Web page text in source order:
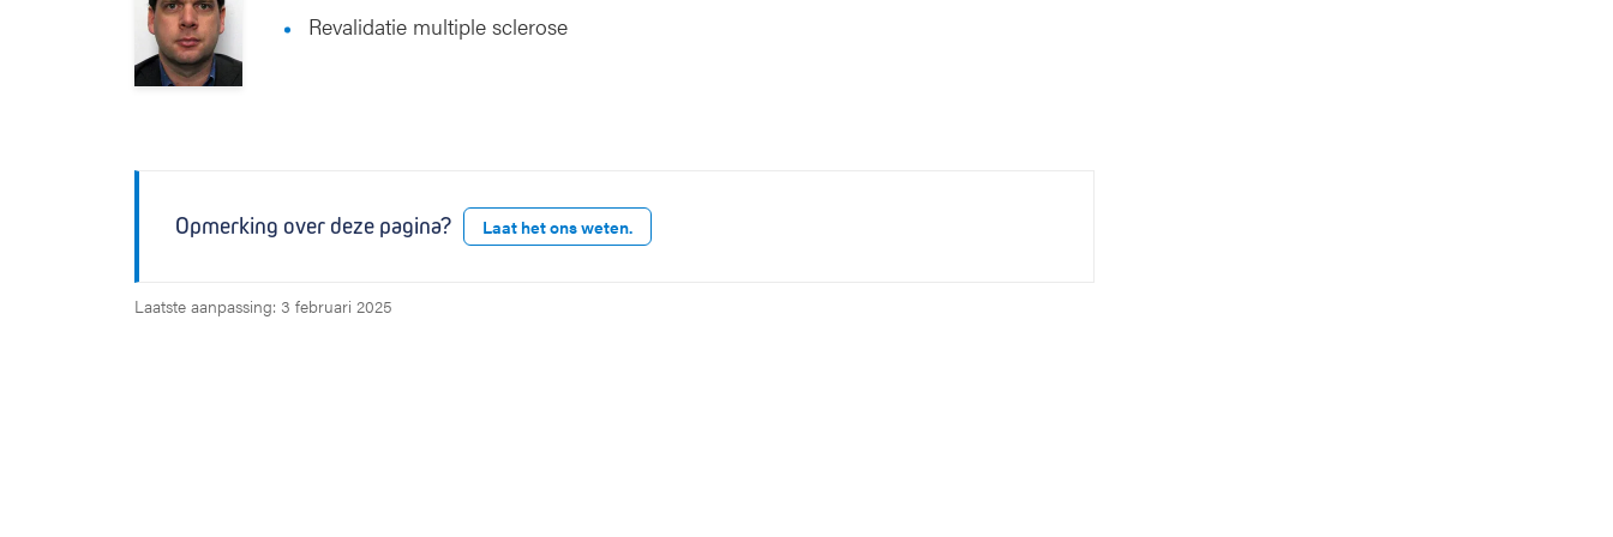
Revalidatie multiple sclerose
Opmerking over deze pagina? Laat het ons weten.
Laatste aanpassing: 3 februari 2025